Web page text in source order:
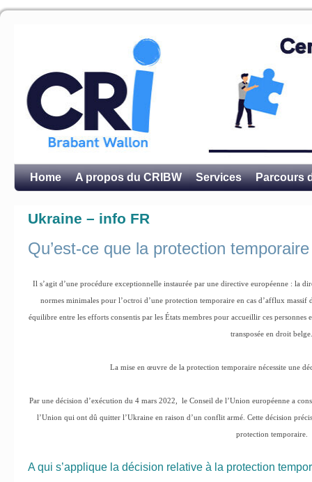
Home A propos du CRIBW Services Parcours
Ukraine – info FR
Qu’est-ce que la protection
Il s’agit d’une procédure exceptionnelle instaurée par une directive européenne : la
normes minimales pour l’octroi d’une protection temporaire en cas d’afflux massif
équilibre entre les efforts consentis par les États membres pour accueillir ces personnes
transposée en droit belge.
La mise en œuvre de la protection temporaire nécessite une
Par une décision d’exécution du 4 mars 2022, le Conseil de l’Union européenne a
l’Union qui ont dû quitter l’Ukraine en raison d’un conflit armé. Cette décision
protection temporaire.
A qui s’applique la décision relative à la protection